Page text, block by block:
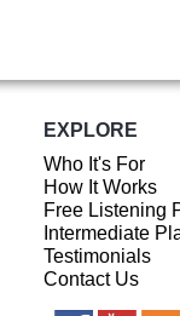
EXPLORE
Who It's For
How It Works
Free Listening
Intermediate
Testimonials
Contact Us